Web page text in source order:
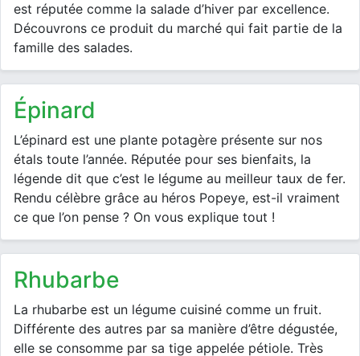
est réputée comme la salade d’hiver par excellence.
Découvrons ce produit du marché qui fait partie de la
famille des salades.
épinard
L’épinard est une plante potagère présente sur nos
étals toute l’année. Réputée pour ses bienfaits, la
légende dit que c’est le légume au meilleur taux de fer.
Rendu célèbre grâce au héros Popeye, est-il vraiment
ce que l’on pense ? On vous explique tout !
rhubarbe
La rhubarbe est un légume cuisiné comme un fruit.
Différente des autres par sa manière d’être dégustée,
elle se consomme par sa tige appelée pétiole. Très